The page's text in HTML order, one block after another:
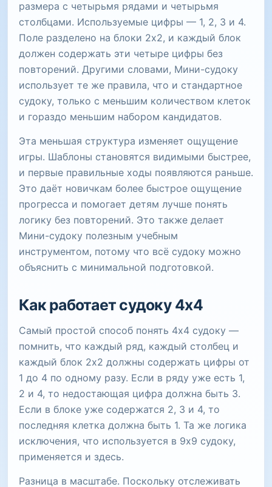
размера с четырьмя рядами и четырьмя
столбцами. Используемые цифры — 1, 2, 3 и 4.
Поле разделено на блоки 2x2, и каждый блок
должен содержать эти четыре цифры без
повторений. Другими словами, Мини-судоку
использует те же правила, что и стандартное
судоку, только с меньшим количеством клеток
и гораздо меньшим набором кандидатов.
Эта меньшая структура изменяет ощущение
игры. Шаблоны становятся видимыми быстрее,
и первые правильные ходы появляются раньше.
Это даёт новичкам более быстрое ощущение
прогресса и помогает детям лучше понять
логику без повторений. Это также делает
Мини-судоку полезным учебным
инструментом, потому что всё судоку можно
объяснить с минимальной подготовкой.
Как работает судоку 4x4
Самый простой способ понять 4x4 судоку —
помнить, что каждый ряд, каждый столбец и
каждый блок 2x2 должны содержать цифры от
1 до 4 по одному разу. Если в ряду уже есть 1,
2 и 4, то недостающая цифра должна быть 3.
Если в блоке уже содержатся 2, 3 и 4, то
последняя клетка должна быть 1. Та же логика
исключения, что используется в 9x9 судоку,
применяется и здесь.
Разница в масштабе. Поскольку отслеживать